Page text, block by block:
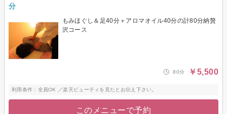
分
もみほぐし＆足40分＋アロマオイル40分の計80分納贅
沢コース
80分 ￥5,500
利用条件：全員OK ／楽天ビューティを見たとお伝え下さい。
このメニューで予約